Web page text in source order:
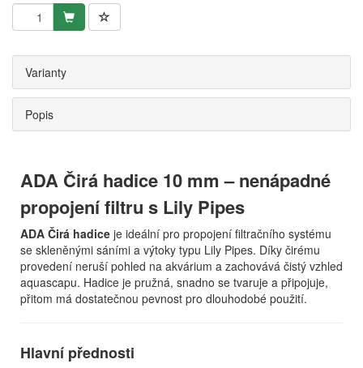
Varianty
Popis
ADA Čirá hadice 10 mm – nenápadné
propojení filtru s Lily Pipes
ADA Čirá hadice je ideální pro propojení filtračního systému
se skleněnými sáními a výtoky typu Lily Pipes. Díky čirému
provedení neruší pohled na akvárium a zachovává čistý vzhled
aquascapu. Hadice je pružná, snadno se tvaruje a připojuje,
přitom má dostatečnou pevnost pro dlouhodobé použití.
Hlavní přednosti